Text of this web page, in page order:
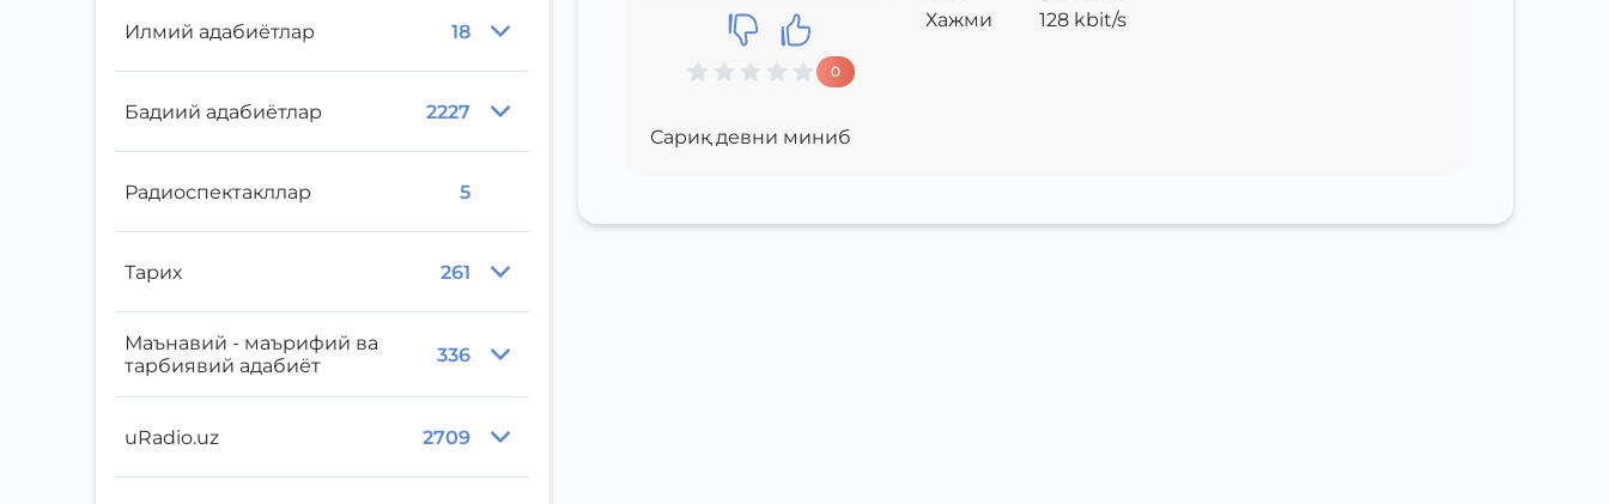
Илмий адабиётлар 18
Бадиий адабиётлар 2227
Радиоспектакллар 5
Тарих 261
Маънавий - маърифий ва
тарбиявий адабиёт
336
uRadio.uz 2709
0
Хажми
128kbit/s
Сариқ девни миниб